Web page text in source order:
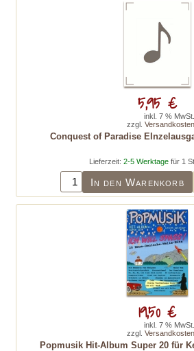
Conquest of Paradise
Lieferzeit: 2-5 Werktage für 1
In den Warenkorb
5,95 €
inkl. 7 % MwSt.
zzgl. Versandkosten
Popmusik Hit-Album Super 20 für
19,50 €
inkl. 7 % MwSt.
zzgl. Versandkosten